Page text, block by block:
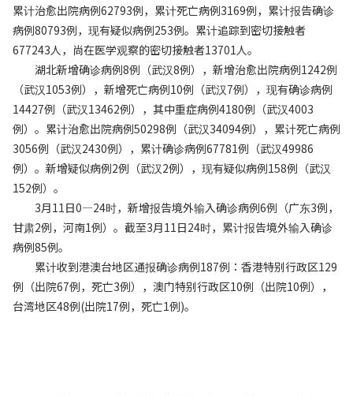
累计治愈出院病例62793例，累计死亡病例3169例，累计报告确诊
病例80793例，现有疑似病例253例。累计追踪到密切接触者
677243人，尚在医学观察的密切接触者13701人。
湖北新增确诊病例8例（武汉8例），新增治愈出院病例1242例
（武汉1053例），新增死亡病例10例（武汉7例），现有确诊病例
14427例（武汉13462例），其中重症病例4180例（武汉4003
例）。累计治愈出院病例50298例（武汉34094例），累计死亡病例
3056例（武汉2430例），累计确诊病例67781例（武汉49986
例）。新增疑似病例2例（武汉2例），现有疑似病例158例（武汉
152例）。
3月11日0—24时，新增报告境外输入确诊病例6例（广东3例，
甘肃2例，河南1例）。截至3月11日24时，累计报告境外输入确诊
病例85例。
累计收到港澳台地区通报确诊病例187例：香港特别行政区129
例（出院67例，死亡3例），澳门特别行政区10例（出院10例），
台湾地区48例(出院17例，死亡1例)。